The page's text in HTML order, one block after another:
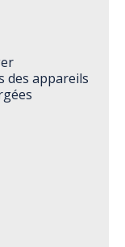
des appareils